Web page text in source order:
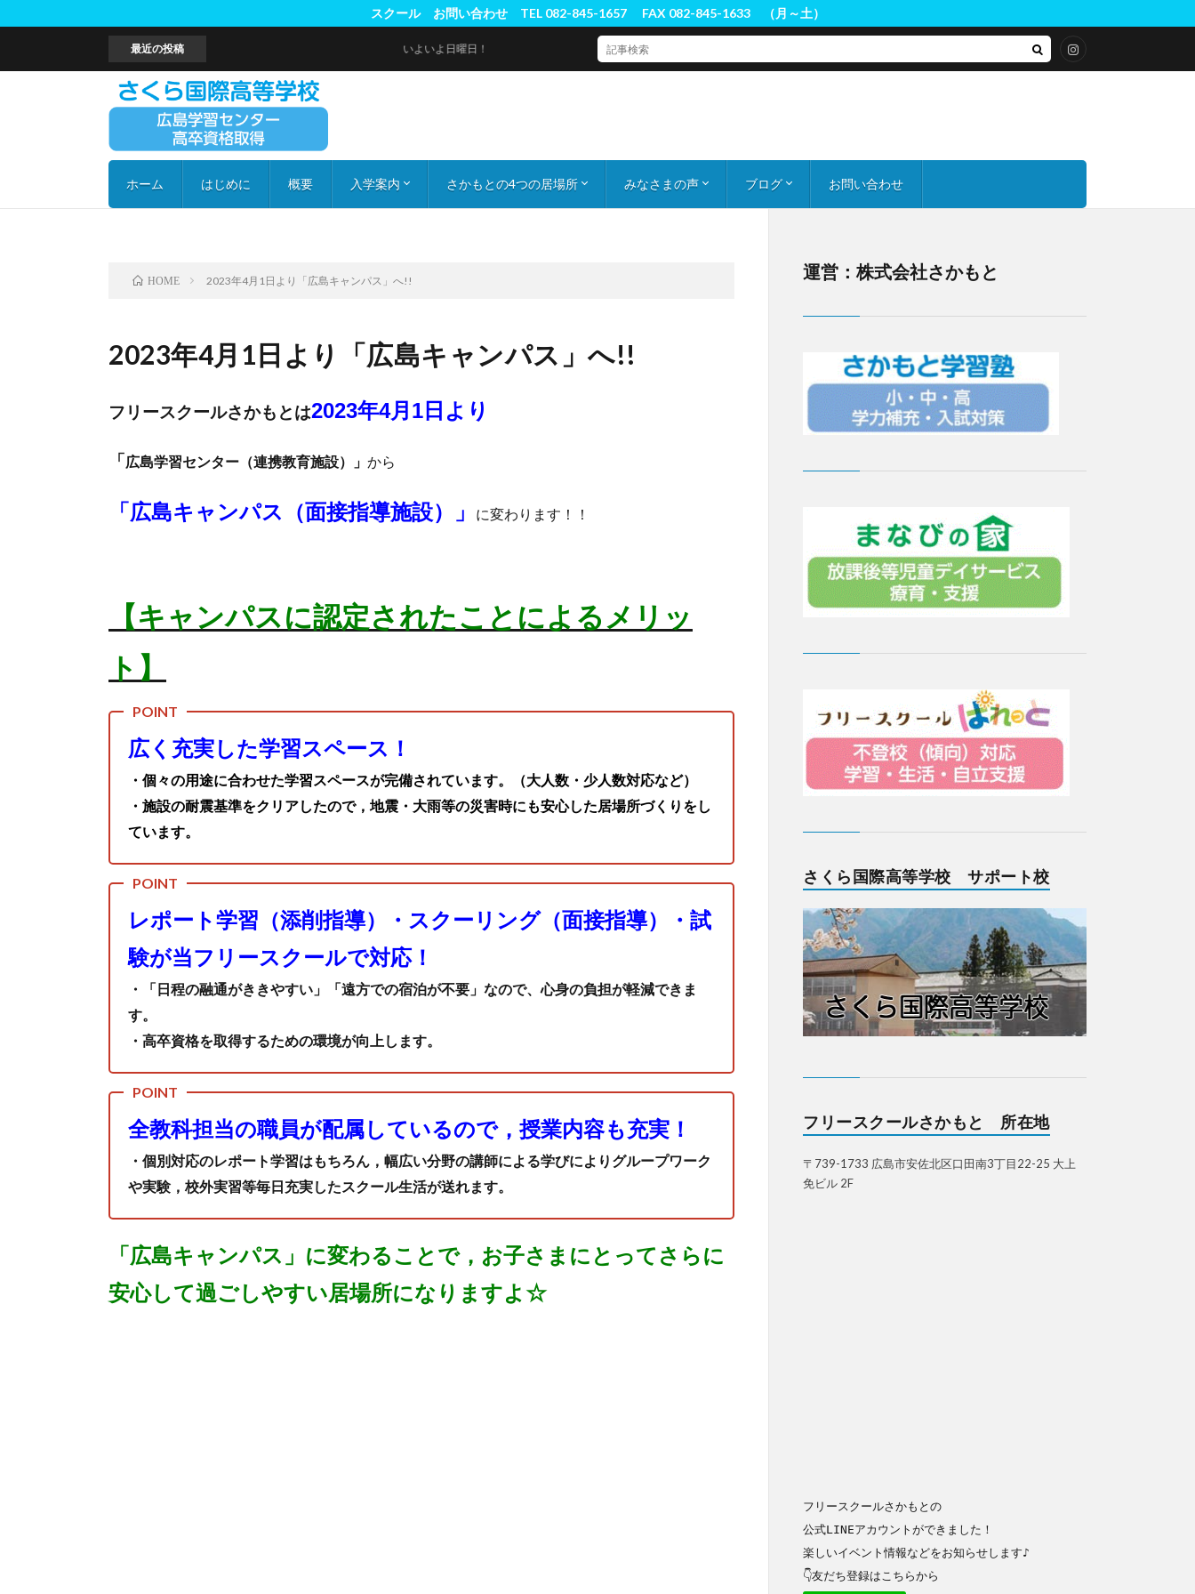
スクール お問い合わせ TEL 082-845-1657 FAX 082-845-1633 （月～土）
ホーム はじめに 概要 入学案内 さかもとの4つの居場所 みなさまの声 ブログ お問い合わせ
最近の投稿 いよいよ日曜日！
HOME 2023年4月1日より「広島キャンパス」へ!!
2023年4月1日より「広島キャンパス」へ!!
フリースクールさかもとは2023年4月1日より
「 広島学習センター（連携教育施設）」 から
「 広島キャンパス（面接指導施設） 」 に変わります！！
【キャンパスに認定されたことによるメリッ
ト】
広く充実した学習スペース！
・個々の用途に合わせた学習スペースが完備されています。（大人数・少人数対応など）
・施設の耐震基準をクリアしたので，地震・大雨等の災害時にも安心した居場所づくりをし
ています。
レポート学習（添削指導）・スクーリング（面接指導）・試
験が当フリースクールで対応！
・「日程の融通がききやすい」「遠方での宿泊が不要」なので、心身の負担が軽減できま
す。
・高卒資格を取得するための環境が向上します。
全教科担当の職員が配属しているので，授業内容も充実！
・個別対応のレポート学習はもちろん，幅広い分野の講師による学びによりグループワーク
や実験，校外実習等毎日充実したスクール生活が送れます。
「広島キャンパス」に変わることで，お子さまにとってさらに
安心して過ごしやすい居場所になりますよ☆
運営：株式会社さかもと
さくら国際高等学校 サポート校
フリースクールさかもと 所在地
〒739-1733 広島市安佐北区口田南3丁目22-25 大上
免ビル 2F
フリースクールさかもとの
公式LINEアカウントができました！
楽しいイベント情報などをお知らせします♪
👇友だち登録はこちらから